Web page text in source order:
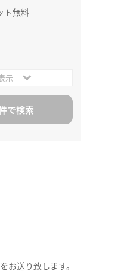
ト無料
示
お送り致します。